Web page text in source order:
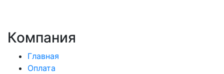
Компания
Главная
Оплата